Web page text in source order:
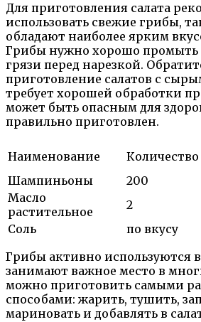
Для приготовления салата
использовать свежие грибы,
обладают наиболее ярким
Грибы нужно хорошо промыть
грязи перед нарезкой.
приготовление салатов с
требует хорошей обработки
может быть опасным для
правильно приготовлен.
Наименование Количество
Шампиньоны
200
Масло
растительное
2
Соль
по вкусу
Грибы активно используются
занимают важное место в
можно приготовить самыми
способами: жарить, тушить,
мариновать и добавлять в